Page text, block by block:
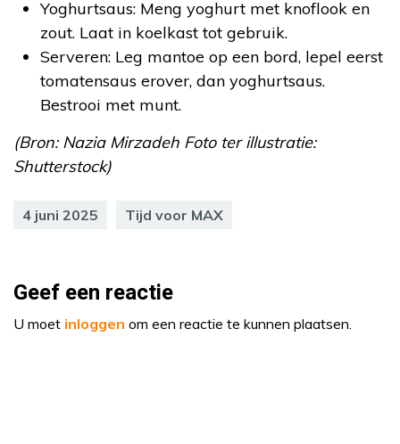
Yoghurtsaus: Meng yoghurt met knoflook en
zout. Laat in koelkast tot gebruik.
Serveren: Leg mantoe op een bord, lepel eerst
tomatensaus erover, dan yoghurtsaus.
Bestrooi met munt.
(Bron: Nazia Mirzadeh Foto ter illustratie:
Shutterstock)
4 juni 2025 Tijd voor MAX
Geef een reactie
U moet inloggen om een reactie te kunnen plaatsen.